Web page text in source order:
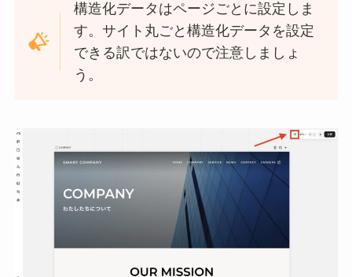
構造化データはページごとに設定しま
す。サイト丸ごと構造化データを設定
できる訳ではないので注意しましょ
う。